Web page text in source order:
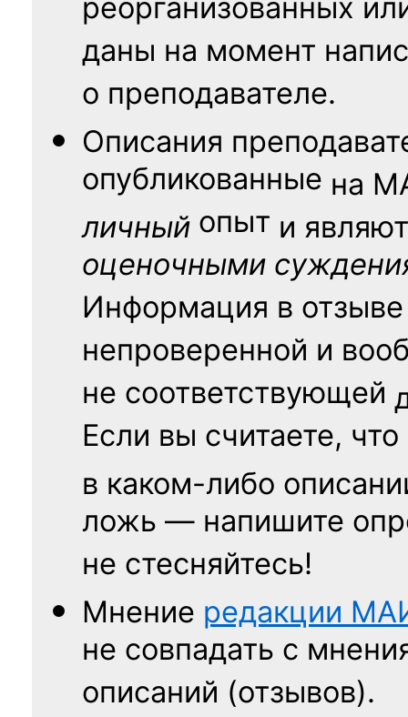
реорганизованных
даны на момент
о преподавателе.
Описания
опубликованные на
личный опыт и
оценочными
Информация в
непроверенной и
не соответствующей
Если вы считаете, что
в каком-либо
ложь — напишите
не стесняйтесь!
Мнение редакции
не совпадать с
описаний (отзывов).